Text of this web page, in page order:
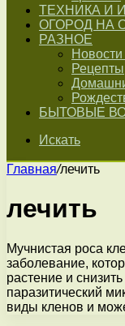
ТЕХНИКА И
ОГОРОД НА
РАЗНОЕ
Новости
Рецепты
БЫТОВЫЕ
Искать
Главная/лечить
лечить
Мучнистая роса
заболевание,
растение и
паразитический
виды кленов и